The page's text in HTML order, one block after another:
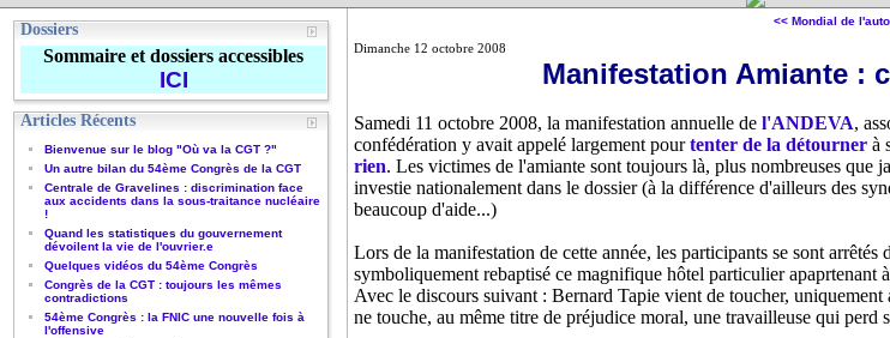
Dossiers
Sommaire et dossiers accessibles
ICI
Articles Récents
Bienvenue sur le blog "Où va la CGT ?"
Un autre bilan du 54ème Congrès de la CGT
Centrale de Gravelines : discrimination face
aux accidents dans la sous-traitance nucléaire
!
Quand les statistiques du gouvernement
dévoilent la vie de l'ouvrier.e
Quelques vidéos du 54ème Congrès
Congrès de la CGT : toujours les mêmes
contradictions
54ème Congrès : la FNIC une nouvelle fois à
l'offensive
<< Mondial de
Dimanche 12 octobre 2008
Manifestation Amiante :
Samedi 11 octobre 2008, la manifestation annuelle de l'ANDEVA,
confédération y avait appelé largement pourtenter de la détournerà
rien. Les victimes de l'amiante sont toujours là, plus nombreuses
investie nationalement dans le dossier (à la différence d'ailleurs des
beaucoup d'aide...)
Lors de la manifestation de cette année, les participants se sont
symboliquement rebaptisé ce magnifique hôtel particulier
Avec le discours suivant : Bernard Tapie vient de toucher,
ne touche, au même titre de préjudice moral, une travailleuse qui perd